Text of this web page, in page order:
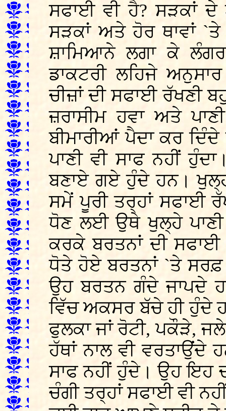
ਸਫਾਈ ਵੀ ਹੈ? ਸੜਕਾਂ
ਸੜਕਾਂ ਅਤੇ ਹੋਰ ਥਾਵਾਂ `ਤੇ
ਸ਼ਾਮਿਆਨੇ ਲਗਾ ਕੇ
ਡਾਕਟਰੀ ਲਹਿਜੇ
ਚੀਜ਼ਾਂ ਦੀ ਸਫਾਈ ਰੱਖਣੀ
ਜ਼ਰਾਸੀਮ ਹਵਾ ਅਤੇ
ਬੀਮਾਰੀਆਂ ਪੈਦਾ ਕਰ
ਪਾਣੀ ਵੀ ਸਾਫ ਨਹੀਂ
ਬਣਾਏ ਗਏ ਹੁੰਦੇ ਹਨ।
ਸਮੇਂ ਪੂਰੀ ਤਰ੍ਹਾਂ ਸਫਾਈ
ਧੋਣ ਲਈ ਉਥੇ ਖੁਲ੍ਹੇ ਪਾਣੀ
ਕਰਕੇ ਬਰਤਨਾਂ ਦੀ ਸਫਾਈ
ਧੋਤੇ ਹੋਏ ਬਰਤਨਾਂ `ਤੇ
ਉਹ ਬਰਤਨ ਗੰਦੇ ਜਾਪਦੇ
ਵਿੱਚ ਅਕਸਰ ਬੱਚੇ ਹੀ ਹੁੰਦੇ
ਫੁਲਕਾ ਜਾਂ ਰੋਟੀ,
ਹੱਥਾਂ ਨਾਲ ਵੀ ਵਰਤਾਉਂਦੇ
ਸਾਫ ਨਹੀਂ ਹੁੰਦੇ। ਉਹ ਇਹ
ਚੰਗੀ ਤਰ੍ਹਾਂ ਸਫਾਈ ਵੀ